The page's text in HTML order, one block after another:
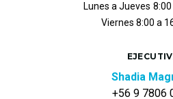
Lunes a Jueves 8:00
Viernes 8:00 a
Shadia
+56 9 7806